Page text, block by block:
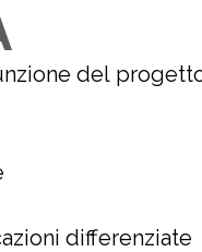
del
differenziate